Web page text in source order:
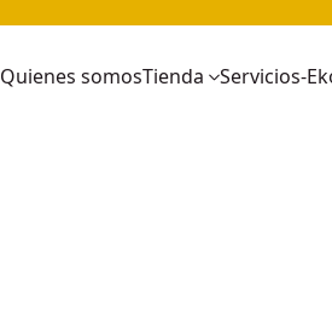
Quienes somosTienda Servicios-